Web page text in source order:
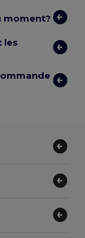
moment?
les